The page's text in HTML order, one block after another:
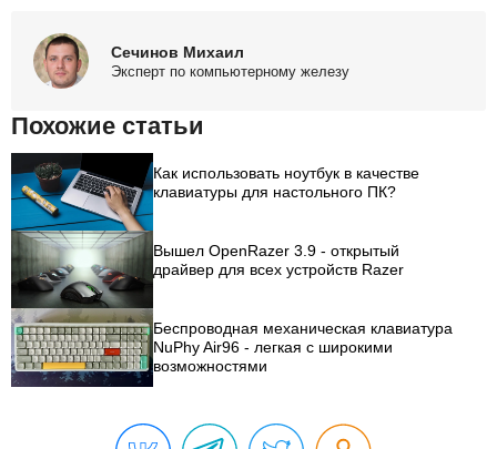
Сечинов Михаил
Эксперт по компьютерному железу
Похожие статьи
Как использовать ноутбук в качестве
клавиатуры для настольного ПК?
Вышел OpenRazer 3.9 - открытый
драйвер для всех устройств Razer
Беспроводная механическая клавиатура
NuPhy Air96 - легкая с широкими
возможностями